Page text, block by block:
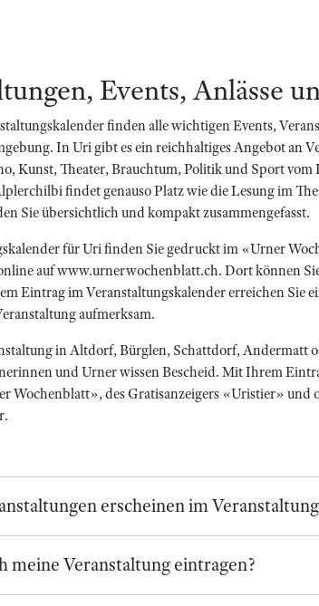
Events, Anlässe
finden alle wichtigen Events,
In Uri gibt es ein reichhaltiges Angebot an
Kunst, Theater, Brauchtum, Politik und Sport
findet genauso Platz wie die Lesung im
Sie übersichtlich und kompakt zusammengefasst.
für Uri finden Sie gedruckt im «Urner
auf www.urnerwochenblatt.ch. Dort können
Eintrag im Veranstaltungskalender erreichen Sie
aufmerksam.
in Altdorf, Bürglen, Schattdorf, Andermatt
und Urner wissen Bescheid. Mit Ihrem
Wochenblatt», des Gratisanzeigers «Uristier» und
erscheinen im
meine Veranstaltung eintragen?